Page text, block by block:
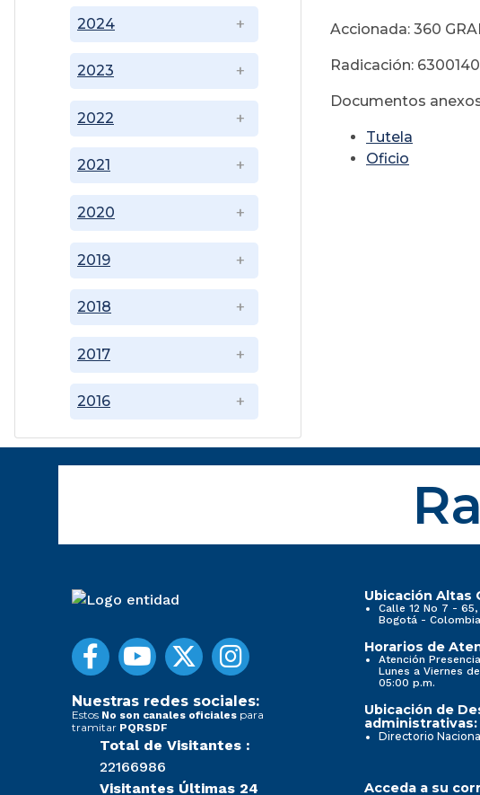
2016
2017
2018
2019
2020
2021
2022
2023
2024 Accionada: 360
Radicación:
Documentos
Tutela
Oficio
Nuestras redes sociales:
Estos No son canales oficiales para
tramitar PQRSDF
Total de Visitantes :
22166986
Visitantes Últimas 24
Ubicación Altas
Calle 12 No 7 -
Bogotá - Colombia
Horarios de
Atención
Lunes a Viernes
05:00 p.m.
Ubicación de
administrativas:
Directorio Nacional
Acceda a su